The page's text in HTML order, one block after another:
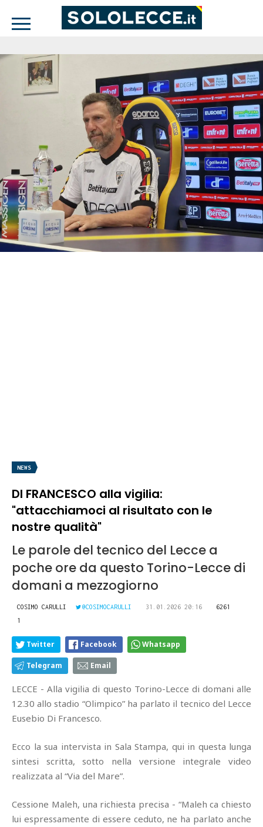
NEWS
DI FRANCESCO alla vigilia:
"attacchiamoci al risultato con le
nostre qualità"
Le parole del tecnico del Lecce a
poche ore da questo Torino-Lecce di
domani a mezzogiorno
COSIMO CARULLI @COSIMOCARULLI 31.01.2026 20:16
6261
1
Twitter Facebook Whatsapp
Telegram Email
LECCE - Alla vigilia di questo Torino-Lecce di domani alle
12.30 allo stadio “Olimpico” ha parlato il tecnico del Lecce
Eusebio Di Francesco.
Ecco la sua intervista in Sala Stampa, qui in questa lunga
sintesi scritta, sotto nella versione integrale video
realizzata al “Via del Mare”.
Cessione Maleh, una richiesta precisa - “Maleh ca chiesto
lui espressamente di essere ceduto, ne ha parlato anche